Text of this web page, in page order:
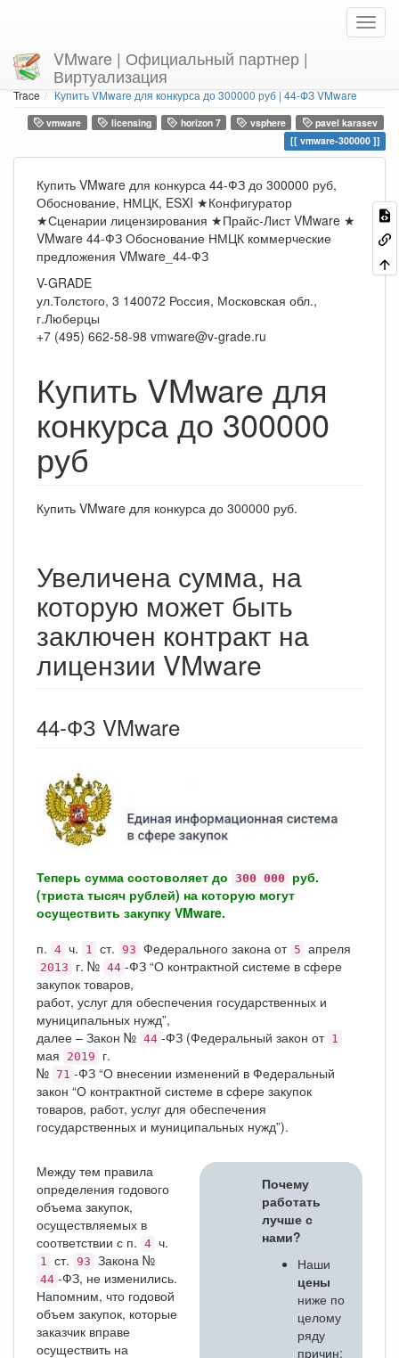
VMware | Официальный партнер |
Виртуализация
You are here
Home
Trace
Купить VMware для конкурса до 300000 руб | 44-ФЗ VMware
vmware licensing horizon 7 vsphere
pavel karasev
vmware-300000
Купить VMware для конкурса 44-ФЗ до 300000 руб,
Обоснование, НМЦК, ESXI ★Конфигуратор
★Сценарии лицензирования ★Прайс-Лист VMware ★
VMware 44-ФЗ Обоснование НМЦК коммерческие
предложения VMware_44-ФЗ
V-GRADE
ул.Толстого, 3 140072 Россия, Московская обл.,
г.Люберцы
+7 (495) 662-58-98 vmware@v-grade.ru
Купить VMware для
конкурса до 300000
руб
Купить VMware для конкурса до 300000 руб.
Увеличена сумма, на
которую может быть
заключен контракт на
лицензии VMware
44-ФЗ VMware
Теперь сумма состоволяет до 300 000
руб.
(триста тысяч рублей) на которую могут
осуществить закупку VMware.
п. 4 ч. 1 ст. 93 Федерального закона от 5 апреля
2013 г. № 44 -ФЗ “О контрактной системе в сфере
закупок товаров,
работ, услуг для обеспечения государственных и
муниципальных нужд”,
далее – Закон № 44 -ФЗ (Федеральный закон от 1
мая 2019
г.
№ 71 -ФЗ “О внесении изменений в Федеральный
закон “О контрактной системе в сфере закупок
товаров, работ, услуг для обеспечения
государственных и муниципальных нужд”).
Почему
работать
лучше с
нами?
Наши
цены
ниже по
целому
ряду
причин:
Между тем правила
определения годового
объема закупок,
осуществляемых в
соответствии с п. 4 ч.
1 ст. 93 Закона №
44 -ФЗ, не изменились.
Напомним, что годовой
объем закупок, которые
заказчик вправе
осуществить на